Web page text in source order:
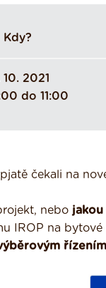
Kdy?
10. 2021
do 11:00
čekali na
nebo
IROP na
řízením